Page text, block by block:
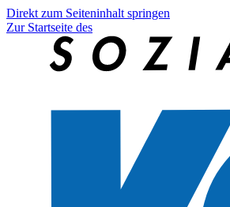
Direkt zum Seiteninhalt springen
Zur Startseite des